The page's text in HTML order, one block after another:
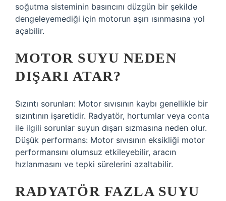
soğutma sisteminin basıncını düzgün bir şekilde
dengeleyemediği için motorun aşırı ısınmasına yol
açabilir.
MOTOR SUYU NEDEN
DIŞARI ATAR?
Sızıntı sorunları: Motor sıvısının kaybı genellikle bir
sızıntının işaretidir. Radyatör, hortumlar veya conta
ile ilgili sorunlar suyun dışarı sızmasına neden olur.
Düşük performans: Motor sıvısının eksikliği motor
performansını olumsuz etkileyebilir, aracın
hızlanmasını ve tepki sürelerini azaltabilir.
RADYATÖR FAZLA SUYU